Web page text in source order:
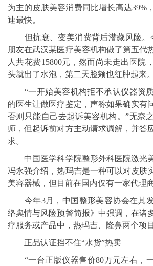
为主的皮肤美容消费同比增长高达39%
速最快。
但抗衰、变美消费背后潜藏风险。
朋友在武汉某医疗美容机构做了第五代
人共花费15800元，然而尚未走出医院
头就出了水泡，第二天脸颊也红肿起来。
“一开始美容机构拒不承认仪器资
的医生让做医疗鉴定，声称如果确实有
否则只能自己去起诉美容机构。”无奈
师，但起诉前对方主动请求调解，并答
求。
中国医学科学院整形外科医院激光
冯永强介绍，热玛吉是一种可以对皮肤
美容器械，但目前在国内仅有一家代理商
今年3月，中国整形美容协会在其发
络舆情与风险预警简报》中强调，在诸
疗服务或产品中，热玛吉、隆鼻两个项
正品认证挡不住“水货”热卖
“一台正版仪器售价80万元左右，一